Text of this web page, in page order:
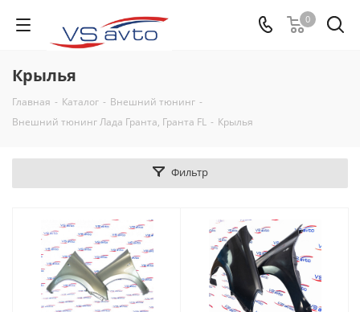
0
Крылья
Главная - Каталог - Внешний тюнинг -
Внешний тюнинг Лада Гранта, Гранта FL - Крылья
Фильтр